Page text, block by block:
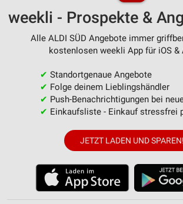
weekli - Prospekte &
Alle ALDI SÜD Angebote immer
kostenlosen weekli App für iOS &
✔ Standortgenaue Angebote
✔ Folge deinem Lieblingshändler
✔ Push-Benachrichtigungen bei
✔ Einkaufsliste - Einkauf stressfrei
JETZT LADEN UND SPAREN!